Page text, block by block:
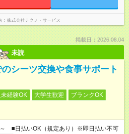
株式会社テクノ・サービス
掲載日：2026.08.04
未読
シーツ交換や食事サポート
経験OK 大学生歓迎
ブランクOK
■日払いOK（規定あり）※即日払い不可